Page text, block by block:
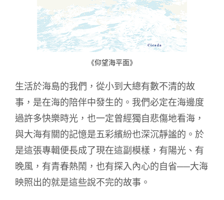
《仰望海平面》
生活於海島的我們，從小到大總有數不清的故
事，是在海的陪伴中發生的。我們必定在海邊度
過許多快樂時光，也一定曾經獨自悲傷地看海，
與大海有關的記憶是五彩繽紛也深沉靜謐的。於
是這張專輯便長成了現在這副模樣，有陽光、有
晚風，有青春熱鬧，也有探入內心的自省──大海
映照出的就是這些說不完的故事。